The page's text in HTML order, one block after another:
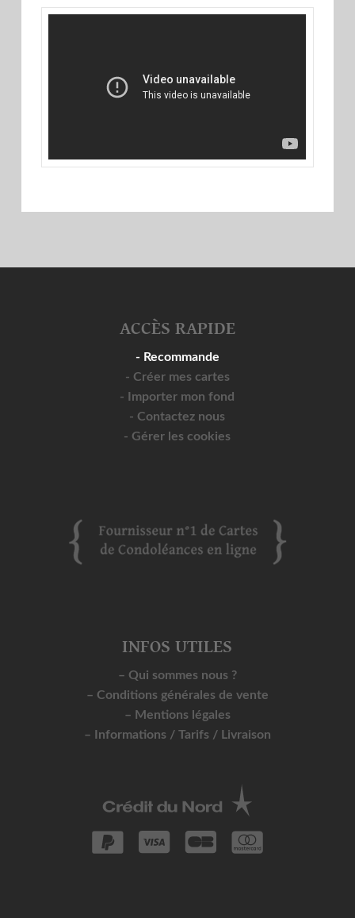
ACCÈS RAPIDE
- Recommande
- Créer mes cartes
- Importer mon fond
- Contactez nous
- Gérer les cookies
INFOS UTILES
– Qui sommes nous ?
– Conditions générales de vente
– Mentions légales
– Informations / Tarifs / Livraison